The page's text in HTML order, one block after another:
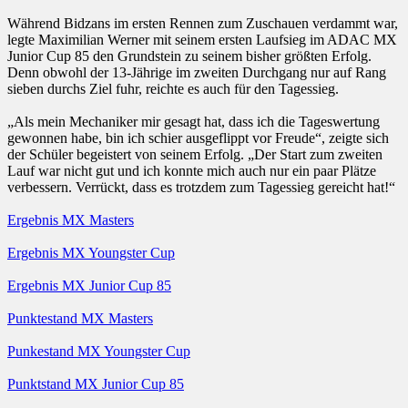
Während Bidzans im ersten Rennen zum Zuschauen verdammt war,
legte Maximilian Werner mit seinem ersten Laufsieg im ADAC MX
Junior Cup 85 den Grundstein zu seinem bisher größten Erfolg.
Denn obwohl der 13-Jährige im zweiten Durchgang nur auf Rang
sieben durchs Ziel fuhr, reichte es auch für den Tagessieg.
„Als mein Mechaniker mir gesagt hat, dass ich die Tageswertung
gewonnen habe, bin ich schier ausgeflippt vor Freude“, zeigte sich
der Schüler begeistert von seinem Erfolg. „Der Start zum zweiten
Lauf war nicht gut und ich konnte mich auch nur ein paar Plätze
verbessern. Verrückt, dass es trotzdem zum Tagessieg gereicht hat!“
Ergebnis MX Masters
Ergebnis MX Youngster Cup
Ergebnis MX Junior Cup 85
Punktestand MX Masters
Punkestand MX Youngster Cup
Punktstand MX Junior Cup 85